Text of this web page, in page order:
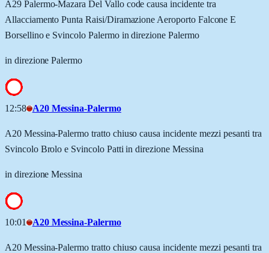
A29 Palermo-Mazara Del Vallo code causa incidente tra
Allacciamento Punta Raisi/Diramazione Aeroporto Falcone E
Borsellino e Svincolo Palermo in direzione Palermo
in direzione Palermo
12:58 A20 Messina-Palermo
A20 Messina-Palermo tratto chiuso causa incidente mezzi pesanti tra
Svincolo Brolo e Svincolo Patti in direzione Messina
in direzione Messina
10:01 A20 Messina-Palermo
A20 Messina-Palermo tratto chiuso causa incidente mezzi pesanti tra